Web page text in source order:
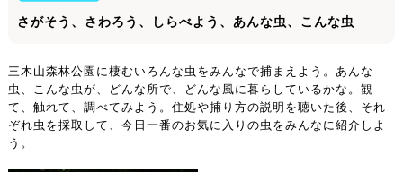
さがそう、さわろう、しらべよう、あんな虫、こんな虫
三木山森林公園に棲むいろんな虫をみんなで捕まえよう。あんな
虫、こんな虫が、どんな所で、どんな風に暮らしているかな。観
て、触れて、調べてみよう。住処や捕り方の説明を聴いた後、それ
ぞれ虫を採取して、今日一番のお気に入りの虫をみんなに紹介しよ
う。